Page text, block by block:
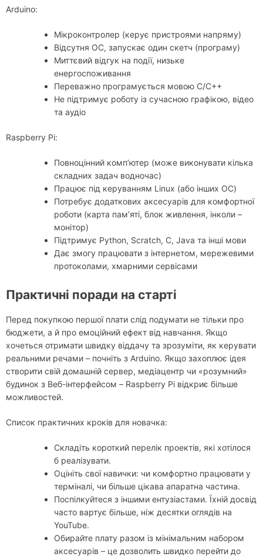
Arduino:
Мікроконтролер (керує пристроями напряму)
Відсутня ОС, запускає один скетч (програму)
Миттєвий відгук на події, низьке
енергоспоживання
Переважно програмується мовою C/C++
Не підтримує роботу із сучасною графікою, відео
та аудіо
Raspberry Pi:
Повноцінний комп’ютер (може виконувати кілька
складних задач водночас)
Працює під керуванням Linux (або інших ОС)
Потребує додаткових аксесуарів для комфортної
роботи (карта пам’яті, блок живлення, інколи –
монітор)
Підтримує Python, Scratch, C, Java та інші мови
Дає змогу працювати з інтернетом, мережевими
протоколами, хмарними сервісами
Практичні поради на старті
Перед покупкою першої плати слід подумати не тільки про
бюджети, а й про емоційний ефект від навчання. Якщо
хочеться отримати швидку віддачу та зрозуміти, як керувати
реальними речами – почніть з Arduino. Якщо захоплює ідея
створити свій домашній сервер, медіацентр чи «розумний»
будинок з Веб-інтерфейсом – Raspberry Pi відкриє більше
можливостей.
Список практичних кроків для новачка:
Складіть короткий перелік проектів, які хотілося
б реалізувати.
Оцініть свої навички: чи комфортно працювати у
терміналі, чи більше цікава апаратна частина.
Поспілкуйтеся з іншими ентузіастами. Їхній досвід
часто вартує більше, ніж десятки оглядів на
YouTube.
Обирайте плату разом із мінімальним набором
аксесуарів – це дозволить швидко перейти до